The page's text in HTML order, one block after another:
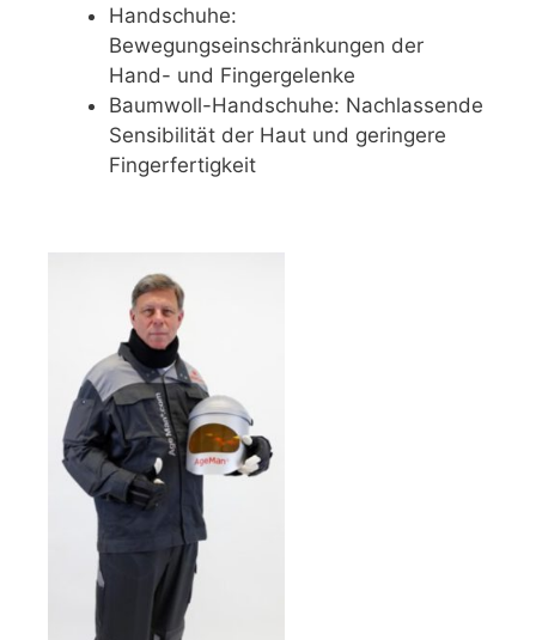
Handschuhe:
Bewegungseinschränkungen der
Hand- und Fingergelenke
Baumwoll-Handschuhe: Nachlassende
Sensibilität der Haut und geringere
Fingerfertigkeit